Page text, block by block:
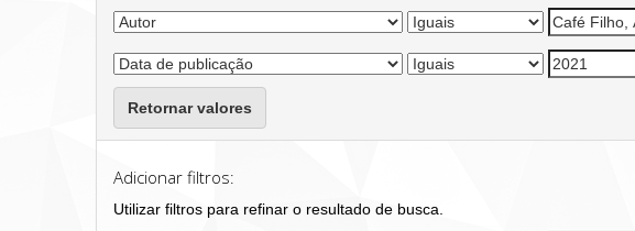
Retornar valores
Adicionar filtros:
Utilizar filtros para refinar o resultado de busca.